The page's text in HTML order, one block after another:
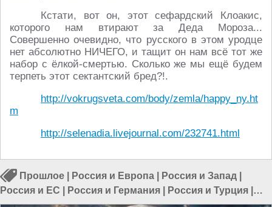
Кстати, вот он, этот сефардский Клоакис,
которого нам втирают за Деда Мороза...
Совершенно очевидно, что русского в этом уродце
нет абсолютно НИЧЕГО, и тащит он нам всё тот же
набор с ёлкой-смертью. Сколько же мы ещё будем
терпеть этот сектантский бред?!.
http://vokrugsveta.com/body/zemla/happy_ny.ht
m
http://selenadia.livejournal.com/232741.html
Прошлое Россия и Европа Россия и Запад
Россия и ЕС
Россия и Германия Россия и Турция